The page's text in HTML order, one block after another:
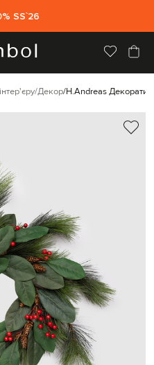
SS`26
Декор H.Andreas